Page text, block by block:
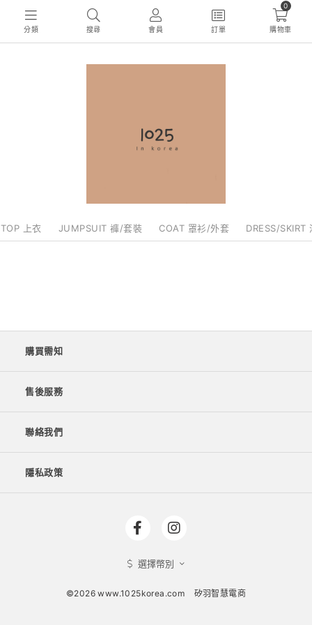
分類 搜尋 會員 訂單
0
購物車
TOP 上衣 JUMPSUIT 褲/套裝 COAT 罩衫/外套 DRESS/SKIRT
購買需知
售後服務
聯絡我們
隱私政策
選擇幣別
©2026 www.1025korea.com 矽羽智慧電商